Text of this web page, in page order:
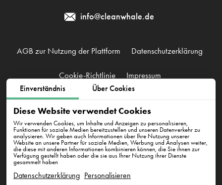
Einverständnis Über Cookies
Diese Website verwendet Cookies
Wir verwenden Cookies, um Inhalte und Anzeigen zu personalisieren,
Funktionen für soziale Medien bereitzustellen und unseren Datenverkehr zu
analysieren. Wir geben auch Informationen über Ihre Nutzung unserer
Website an unsere Partner für soziale Medien, Werbung und Analysen weiter,
die diese mit anderen Informationen kombinieren können, die Sie ihnen zur
Verfügung gestellt haben oder die sie aus Ihrer Nutzung ihrer Dienste
gesammelt haben
Datenschutzerklärung Personalisieren
info@cleanwhale.de
AGB zur Nutzung der Plattform Datenschutzerklärung
Cookie-Richtlinie Impressum
CleanWhale GmbH, HRB 240046 B, DE353460818
Westhafenstraße 1, 13353 Berlin